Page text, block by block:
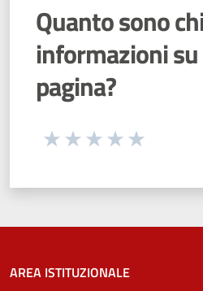
Quanto sono
informazioni
pagina?
Seleziona una
AREA ISTITUZIONALE